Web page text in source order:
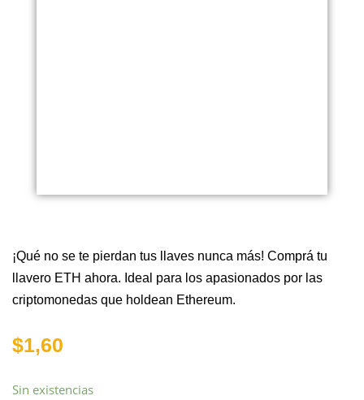
¡Qué no se te pierdan tus llaves nunca más! Comprá tu
llavero ETH ahora. Ideal para los apasionados por las
criptomonedas que holdean Ethereum.
$1,60
Sin existencias